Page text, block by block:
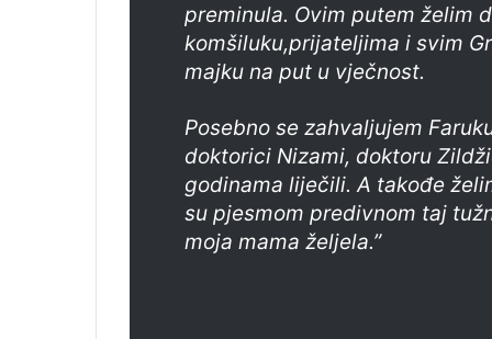
preminula. Ovim putem želim
komšiluku,prijateljima i svim
majku na put u vječnost.
Posebno se zahvaljujem
doktorici Nizami, doktoru
godinama liječili. A takođe
su pjesmom predivnom taj
moja mama željela.”